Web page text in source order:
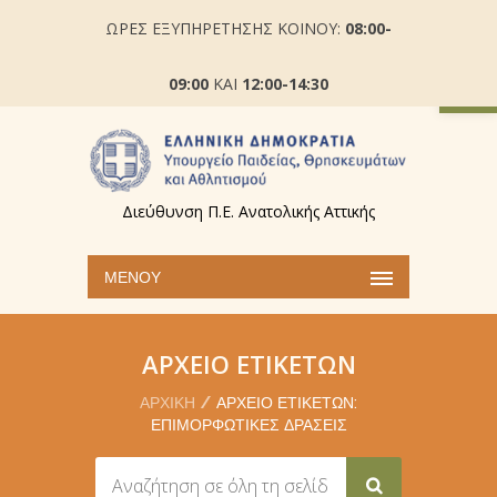
ΩΡΕΣ ΕΞΥΠΗΡΕΤΗΣΗΣ ΚΟΙΝΟΥ: 08:00-
09:00 ΚΑΙ 12:00-14:30
Διεύθυνση Π.Ε. Ανατολικής Αττικής
ΜΕΝΟΎ
ΑΡΧΕΊΟ ΕΤΙΚΕΤΏΝ
ΑΡΧΙΚΉ
ΑΡΧΕΊΟ ΕΤΙΚΕΤΏΝ:
ΕΠΙΜΟΡΦΩΤΙΚΈΣ ΔΡΆΣΕΙΣ